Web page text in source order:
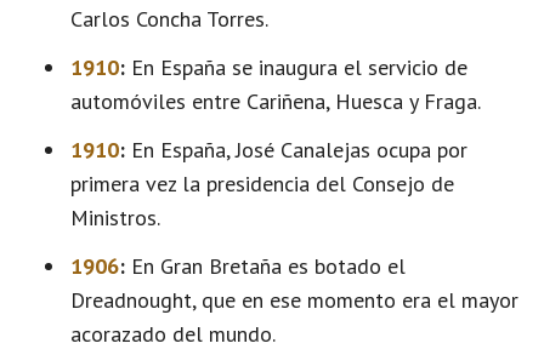
Carlos Concha Torres.
1910: En España se inaugura el servicio de
automóviles entre Cariñena, Huesca y Fraga.
1910: En España, José Canalejas ocupa por
primera vez la presidencia del Consejo de
Ministros.
1906: En Gran Bretaña es botado el
Dreadnought, que en ese momento era el mayor
acorazado del mundo.